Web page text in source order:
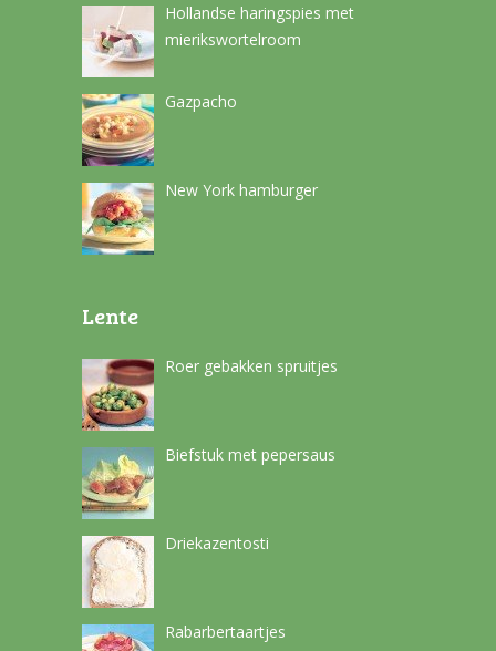
Hollandse haringspies met
mierikswortelroom
Gazpacho
New York hamburger
Lente
Roer gebakken spruitjes
Biefstuk met pepersaus
Driekazentosti
Rabarbertaartjes